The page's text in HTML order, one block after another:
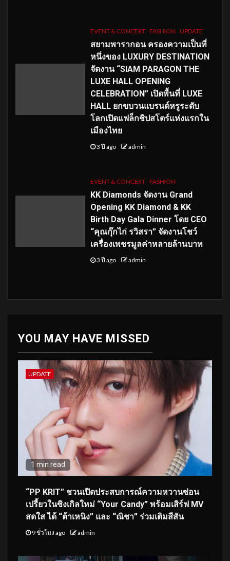
EVENT & CONCERT FASHION UPDATE
สยามพารากอน ครองความเป็นที่
หนึ่งของ LUXURY DESTINATION
จัดงาน “SIAM PARAGON THE
LUXE HALL OPENING
CELEBRATION” เปิดพื้นที่ LUXE
HALL ยกขบวนแบรนด์หรูระดับ
โลกเปิดแฟล็กชิปสโตร์แห่งแรกใน
เมืองไทย
3 ปี ago admin
EVENT & CONCERT FASHION
KK Diamonds จัดงาน Grand
Opening KK Diamond & KK
Birth Day Gala Dinner โดย CEO
“คุณกุ๊กไก่ รวิสรา” จัดงานโชว์
เครื่องเพชรมูลค่าหลายล้านบาท
3 ปี ago admin
YOU MAY HAVE MISSED
UPDATE
1 min read
“PP KRIT” ชวนเปิดประสบการณ์ความหวานซ่อน
เปรี้ยวในซิงเกิลใหม่ “Your Candy” พร้อมเสิร์ฟ MV
สดใส ได้ “ต้าเหนิง” และ “ณิชา” ร่วมเติมสีสัน
9 ชั่วโมง ago admin